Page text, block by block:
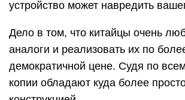
устройство может навредить
Дело в том, что китайцы очень
аналоги и реализовать их по
демократичной цене. Судя по
копии обладают куда более